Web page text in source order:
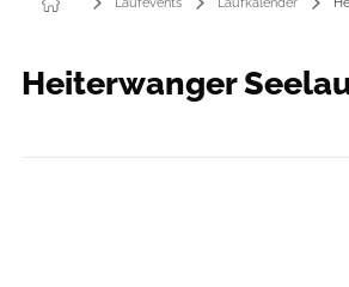
Heiterwanger